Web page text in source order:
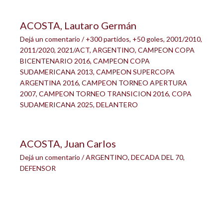
ACOSTA, Lautaro Germán
Dejá un comentario /+300 partidos, +50 goles, 2001/2010,
2011/2020, 2021/ACT, ARGENTINO, CAMPEON COPA
BICENTENARIO 2016, CAMPEON COPA
SUDAMERICANA 2013, CAMPEON SUPERCOPA
ARGENTINA 2016, CAMPEON TORNEO APERTURA
2007, CAMPEON TORNEO TRANSICION 2016, COPA
SUDAMERICANA 2025, DELANTERO
ACOSTA, Juan Carlos
Dejá un comentario /ARGENTINO, DECADA DEL 70,
DEFENSOR